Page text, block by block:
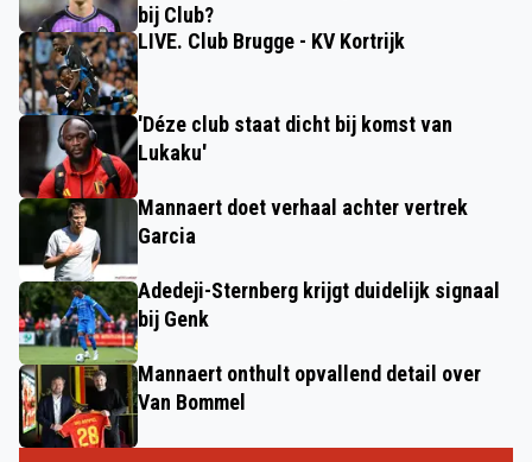
bij Club?
LIVE. Club Brugge - KV Kortrijk
'Déze club staat dicht bij komst van
Lukaku'
Mannaert doet verhaal achter vertrek
Garcia
Adedeji-Sternberg krijgt duidelijk signaal
bij Genk
Mannaert onthult opvallend detail over
Van Bommel